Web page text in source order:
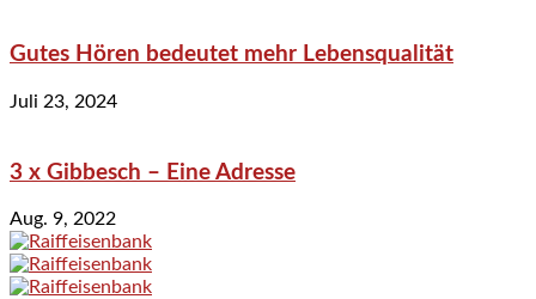
Gutes Hören bedeutet mehr Lebensqualität
Juli 23, 2024
3 x Gibbesch – Eine Adresse
Aug. 9, 2022